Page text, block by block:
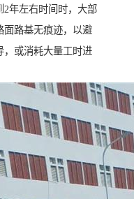
年左右时间时，大部
面路基无痕迹，以避
，或消耗大量工时进